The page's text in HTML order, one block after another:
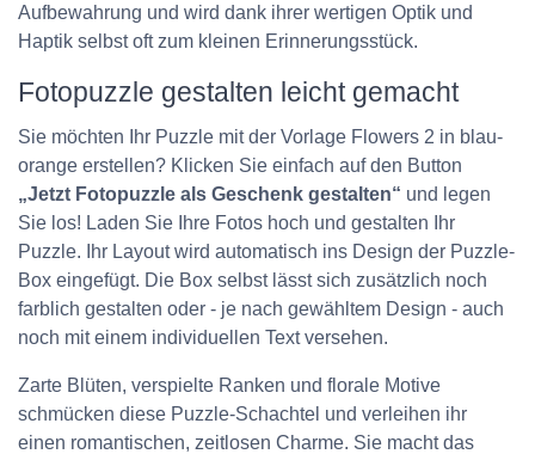
Aufbewahrung und wird dank ihrer wertigen Optik und
Haptik selbst oft zum kleinen Erinnerungsstück.
Fotopuzzle gestalten leicht gemacht
Sie möchten Ihr Puzzle mit der Vorlage Flowers 2 in blau-
orange erstellen? Klicken Sie einfach auf den Button
„Jetzt Fotopuzzle als Geschenk gestalten“ und legen
Sie los! Laden Sie Ihre Fotos hoch und gestalten Ihr
Puzzle. Ihr Layout wird automatisch ins Design der Puzzle-
Box eingefügt. Die Box selbst lässt sich zusätzlich noch
farblich gestalten oder - je nach gewähltem Design - auch
noch mit einem individuellen Text versehen.
Zarte Blüten, verspielte Ranken und florale Motive
schmücken diese Puzzle-Schachtel und verleihen ihr
einen romantischen, zeitlosen Charme. Sie macht das